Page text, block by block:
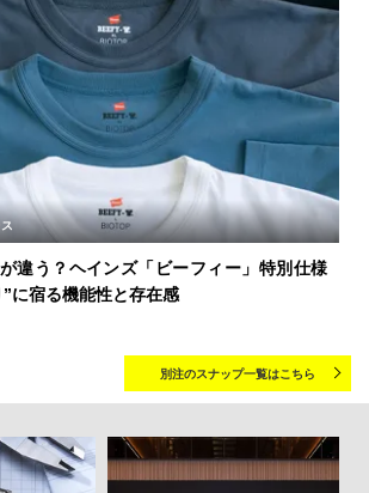
違う？ヘインズ「ビーフィー」特別仕様
に宿る機能性と存在感
別注のスナップ一覧はこちら